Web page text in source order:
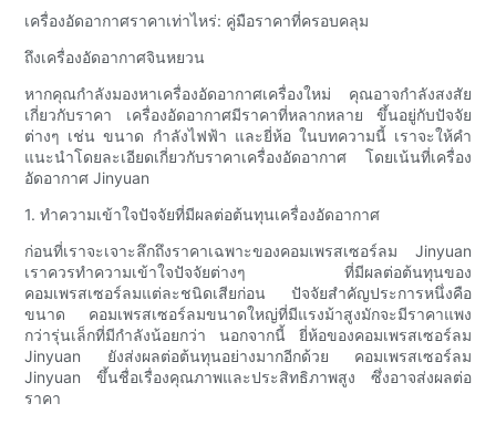
เครื่องอัดอากาศราคาเท่าไหร่: คู่มือราคาที่ครอบคลุม
ถึงเครื่องอัดอากาศจินหยวน
หากคุณกำลังมองหาเครื่องอัดอากาศเครื่องใหม่ คุณอาจกำลังสงสัย
เกี่ยวกับราคา เครื่องอัดอากาศมีราคาที่หลากหลาย ขึ้นอยู่กับปัจจัย
ต่างๆ เช่น ขนาด กำลังไฟฟ้า และยี่ห้อ ในบทความนี้ เราจะให้คำ
แนะนำโดยละเอียดเกี่ยวกับราคาเครื่องอัดอากาศ โดยเน้นที่เครื่อง
อัดอากาศ Jinyuan
1. ทำความเข้าใจปัจจัยที่มีผลต่อต้นทุนเครื่องอัดอากาศ
ก่อนที่เราจะเจาะลึกถึงราคาเฉพาะของคอมเพรสเซอร์ลม Jinyuan
เราควรทำความเข้าใจปัจจัยต่างๆ ที่มีผลต่อต้นทุนของ
คอมเพรสเซอร์ลมแต่ละชนิดเสียก่อน ปัจจัยสำคัญประการหนึ่งคือ
ขนาด คอมเพรสเซอร์ลมขนาดใหญ่ที่มีแรงม้าสูงมักจะมีราคาแพง
กว่ารุ่นเล็กที่มีกำลังน้อยกว่า นอกจากนี้ ยี่ห้อของคอมเพรสเซอร์ลม
Jinyuan ยังส่งผลต่อต้นทุนอย่างมากอีกด้วย คอมเพรสเซอร์ลม
Jinyuan ขึ้นชื่อเรื่องคุณภาพและประสิทธิภาพสูง ซึ่งอาจส่งผลต่อ
ราคา